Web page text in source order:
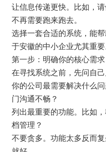
让信息传递更快。比如，
不再需要跑来跑去。
选择一套合适的系统，能
于安徽的中小企业尤其重要
第一步：明确你的核心需求
在寻找系统之前，先问自己
你的公司最需要解决什么
门沟通不畅？
列出最重要的功能。比如
档管理？
不要贪多。功能太多反而